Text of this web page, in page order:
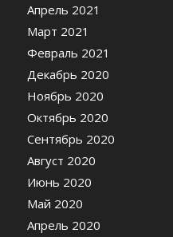
Апрель 2021
Март 2021
Февраль 2021
Декабрь 2020
Ноябрь 2020
Октябрь 2020
Сентябрь 2020
Август 2020
Июнь 2020
Май 2020
Апрель 2020